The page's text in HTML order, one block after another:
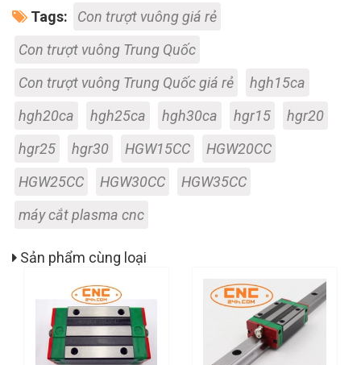
Tags:
Con trượt vuông giá rẻ
Con trượt vuông Trung Quốc
Con trượt vuông Trung Quốc giá rẻ
hgh15ca
hgh20ca
hgh25ca hgh30ca hgr15
hgr20
hgr25
hgr30 HGW15CC
HGW20CC
HGW25CC
HGW30CC
HGW35CC
máy cắt plasma cnc
Sản phẩm cùng loại